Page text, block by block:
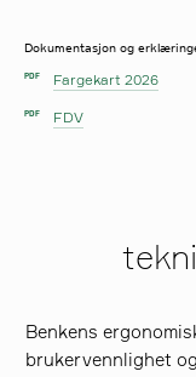
Dokumentasjon og
PDF Fargekart 2026
PDF FDV
Benkens
brukervennlighet